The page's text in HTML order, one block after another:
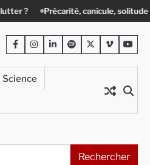
Précarité, canicule, solitude : quand le
Facebook
Instagram
LinkedInSpotifyTwitterViméo
Science
Rechercher